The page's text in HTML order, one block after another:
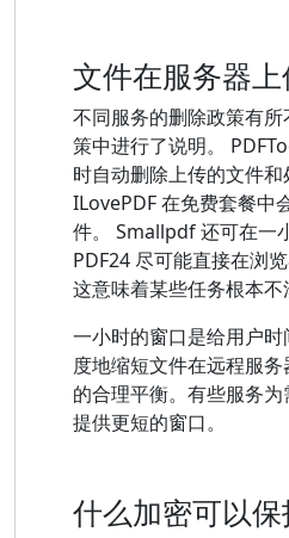
文件在服务器
不同服务的删除政策有
策中进行了说明。
时自动删除上传的文件和
ILovePDF 在免费套餐中
件。 Smallpdf 还可在一
PDF24 尽可能直接在浏
这意味着某些任务根本不
一小时的窗口是给用户
度地缩短文件在远程服
的合理平衡。有些服务
提供更短的窗口。
什么加密可以